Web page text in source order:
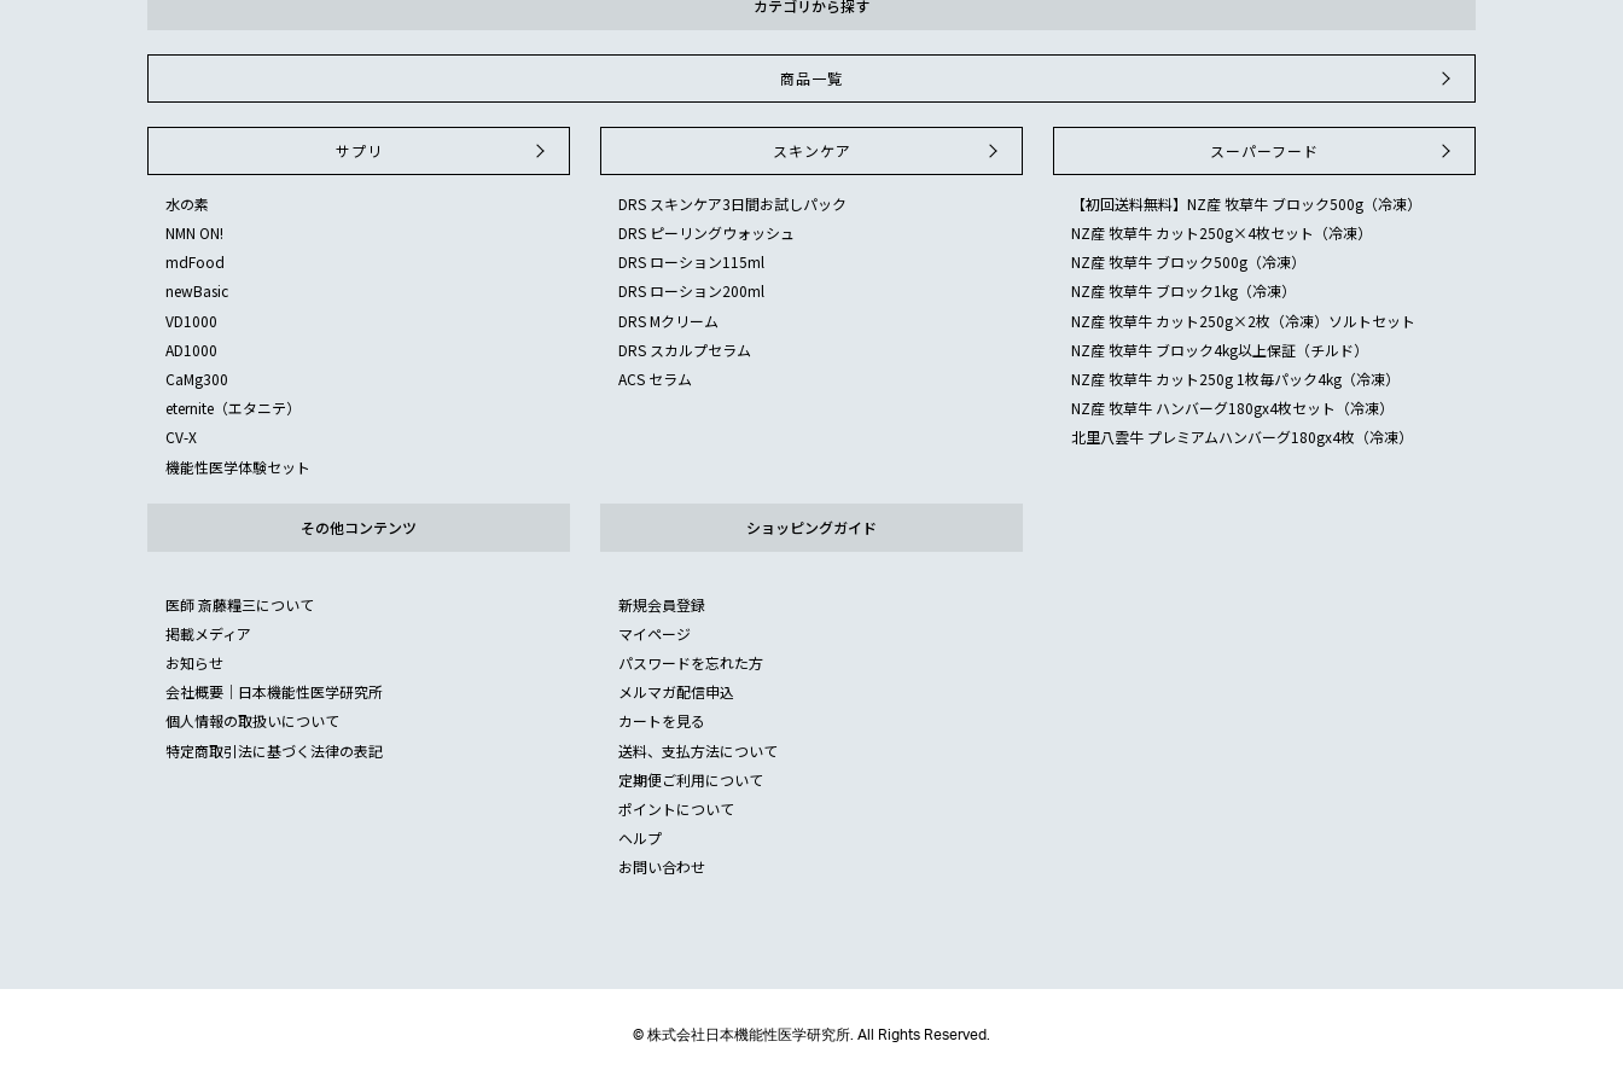
カテゴリから探す
商品一覧
サプリ
水の素
NMN ON!
mdFood
newBasic
VD1000
AD1000
CaMg300
eternite（エタニテ）
CV-X
機能性医学体験セット
スキンケア
DRS スキンケア3日間お試しパック
DRS ピーリングウォッシュ
DRS ローション115ml
DRS ローション200ml
DRS Mクリーム
DRS スカルプセラム
ACS セラム
スーパーフード
【初回送料無料】NZ産 牧草牛 ブロック500g（冷凍）
NZ産 牧草牛 カット250g×4枚セット（冷凍）
NZ産 牧草牛 ブロック500g（冷凍）
NZ産 牧草牛 ブロック1kg（冷凍）
NZ産 牧草牛 カット250g×2枚（冷凍）ソルトセット
NZ産 牧草牛 ブロック4kg以上保証（チルド）
NZ産 牧草牛 カット250g 1枚毎パック4kg（冷凍）
NZ産 牧草牛 ハンバーグ180gx4枚セット（冷凍）
北里八雲牛 プレミアムハンバーグ180gx4枚（冷凍）
その他コンテンツ
医師 斎藤糧三について
掲載メディア
お知らせ
会社概要｜日本機能性医学研究所
個人情報の取扱いについて
特定商取引法に基づく法律の表記
ショッピングガイド
新規会員登録
マイページ
パスワードを忘れた方
メルマガ配信申込
カートを見る
送料、支払方法について
定期便ご利用について
ポイントについて
ヘルプ
お問い合わせ
© 株式会社日本機能性医学研究所. All Rights Reserved.